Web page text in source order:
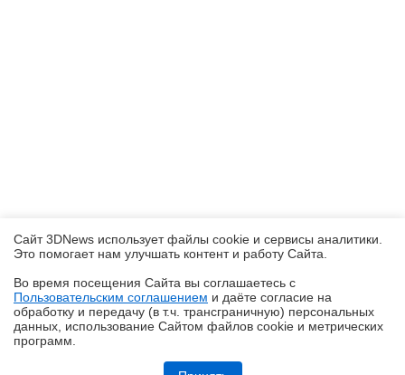
Обзор смартфона iQOO Z11: станция студенческая
Сайт 3DNews использует файлы cookie и сервисы аналитики.
Это помогает нам улучшать контент и работу Cайта.
Во время посещения Cайта вы соглашаетесь с
Пользовательским соглашением и даёте согласие на
обработку и передачу (в т.ч. трансграничную) персональных
данных, использование Cайтом файлов cookie и метрических
программ.